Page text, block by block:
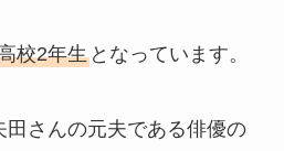
校2年生となっています。
田さんの元夫である俳優の